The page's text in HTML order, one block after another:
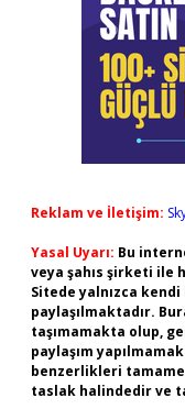
Reklam ve İletişim:
Yasal Uyarı: Bu
veya şahıs şirketi ile
Sitede yalnızca kendi
paylaşılmaktadır.
taşımamakta olup,
paylaşım
benzerlikleri
taslak halindedir ve